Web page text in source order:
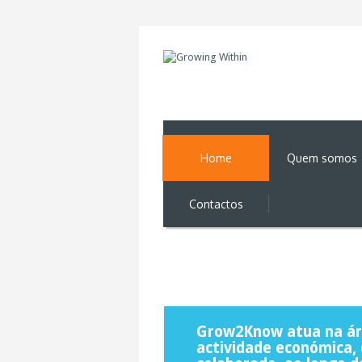
Home Quem somos
Contactos
Grow2Know atua na
actividade